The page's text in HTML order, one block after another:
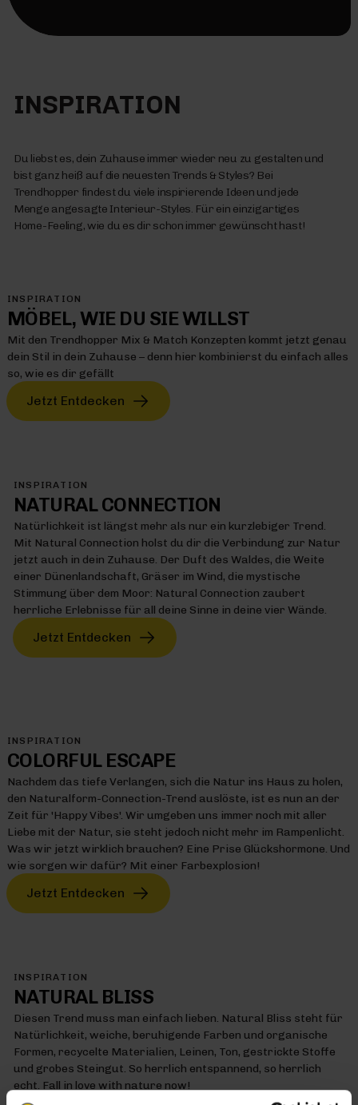
INSPIRATION
Du liebst es, dein Zuhause immer wieder neu zu gestalten und
bist ganz heiß auf die neuesten Trends & Styles? Bei
Trendhopper findest du viele inspirierende Ideen und jede
Menge angesagte Interieur-Styles. Für ein einzigartiges
Home-Feeling, wie du es dir schon immer gewünscht hast!
INSPIRATION
MÖBEL, WIE DU SIE WILLST
Mit den Trendhopper Mix & Match Konzepten kommt jetzt genau
dein Stil in dein Zuhause – denn hier kombinierst du einfach alles
so, wie es dir gefällt
Jetzt Entdecken
INSPIRATION
NATURAL CONNECTION
Natürlichkeit ist längst mehr als nur ein kurzlebiger Trend.
Mit Natural Connection holst du dir die Verbindung zur Natur
jetzt auch in dein Zuhause. Der Duft des Waldes, die Weite
einer Dünenlandschaft, Gräser im Wind, die mystische
Stimmung über dem Moor: Natural Connection zaubert
herrliche Erlebnisse für all deine Sinne in deine vier Wände.
Jetzt Entdecken
INSPIRATION
COLORFUL ESCAPE
Nachdem das tiefe Verlangen, sich die Natur ins Haus zu holen,
den Naturalform-Connection-Trend auslöste, ist es nun an der
Zeit für 'Happy Vibes'. Wir umgeben uns immer noch mit aller
Liebe mit der Natur, sie steht jedoch nicht mehr im Rampenlicht.
Was wir jetzt wirklich brauchen? Eine Prise Glückshormone. Und
wie sorgen wir dafür? Mit einer Farbexplosion!
Jetzt Entdecken
INSPIRATION
NATURAL BLISS
Diesen Trend muss man einfach lieben. Natural Bliss steht für
Natürlichkeit, weiche, beruhigende Farben und organische
Formen, recycelte Materialien, Leinen, Ton, gestrickte Stoffe
und grobes Steingut. So herrlich entspannend, so herrlich
echt. Fall in love with nature now!